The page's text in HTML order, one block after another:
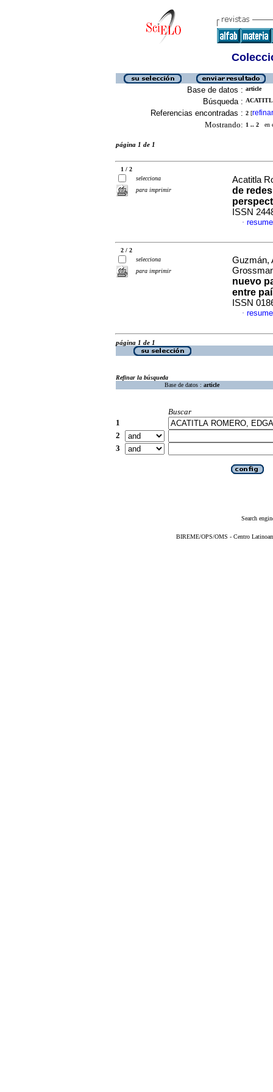
Base de datos : article
Búsqueda :
Referencias encontradas : 2 [refinar
Mostrando: 1 .. 2 en
página 1 de 1
1 / 2
selecciona
para imprimir
Acatitla
de
ISSN
·
2 / 2
selecciona
para imprimir
Guzmán,
nuevo
entre
ISSN
·
página 1 de 1
Refinar la búsqueda
Base de datos : article
Buscar
1
2
3
Search
BIREME/OPS/OMS - Centro